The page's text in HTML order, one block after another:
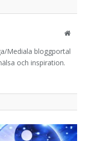
Website
Mediala bloggportal
och inspiration.